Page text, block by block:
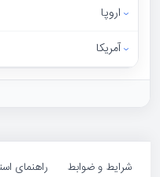
اروپا
آمریکا
شرایط و ضوابط راهنمای